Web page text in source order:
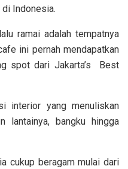
Indonesia.
ramai adalah tempatnya
ini pernah mendapatkan
spot dari Jakarta’s Best
interior yang menuliskan
lantainya, bangku hingga
cukup beragam mulai dari